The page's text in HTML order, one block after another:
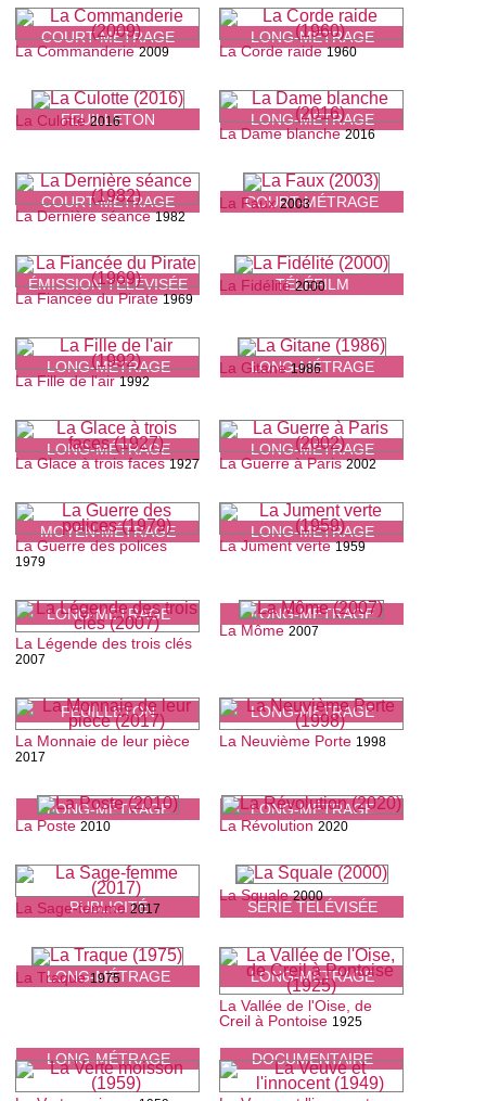
COURT-MÉTRAGE LONG-MÉTRAGE
FEUILLETON
La Commanderie 2009
LONG-MÉTRAGE
La Corde raide 1960
COURT-MÉTRAGE
La Culotte 2016
COURT-MÉTRAGE
La Dame blanche 2016
ÉMISSION TÉLÉVISÉE
La Dernière séance 1982
TÉLÉFILM
La Faux 2003
LONG-MÉTRAGE
La Fiancée du Pirate 1969
LONG-MÉTRAGE
La Fidélité 2000
LONG-MÉTRAGE
La Fille de l'air 1992
LONG-MÉTRAGE
La Gitane 1986
MOYEN-MÉTRAGE
La Glace à trois faces 1927
LONG-MÉTRAGE
La Guerre à Paris 2002
LONG-MÉTRAGE
La Guerre des polices
1979
LONG-MÉTRAGE
La Jument verte 1959
FEUILLETON
La Légende des trois clés
2007
LONG-MÉTRAGE
La Môme 2007
LONG-MÉTRAGE
La Monnaie de leur pièce
2017
LONG-MÉTRAGE
La Neuvième Porte 1998
PUBLICITÉ
La Poste 2010
SÉRIE TÉLÉVISÉE
La Révolution 2020
LONG-MÉTRAGE
La Sage-femme 2017
LONG-MÉTRAGE
La Squale 2000
LONG-MÉTRAGE
La Traque 1975
DOCUMENTAIRE
La Vallée de l'Oise, de
Creil à Pontoise 1925